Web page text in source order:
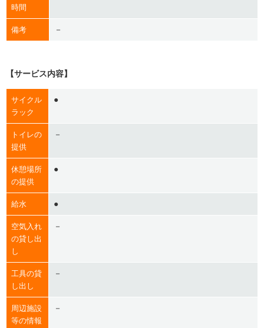
時間
備考 －
【サービス内容】
サイクル
ラック
●
トイレの
提供
－
休憩場所
の提供
●
給水 ●
空気入れ
の貸し出
し
－
工具の貸
し出し
－
周辺施設
等の情報
－